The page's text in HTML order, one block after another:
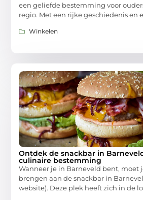
een geliefde bestemming voor
regio. Met een rijke geschiedenis en
Winkelen
Ontdek de snackbar in
culinaire bestemming
Wanneer je in Barneveld bent, moet
brengen aan de snackbar in
website). Deze plek heeft zich in de